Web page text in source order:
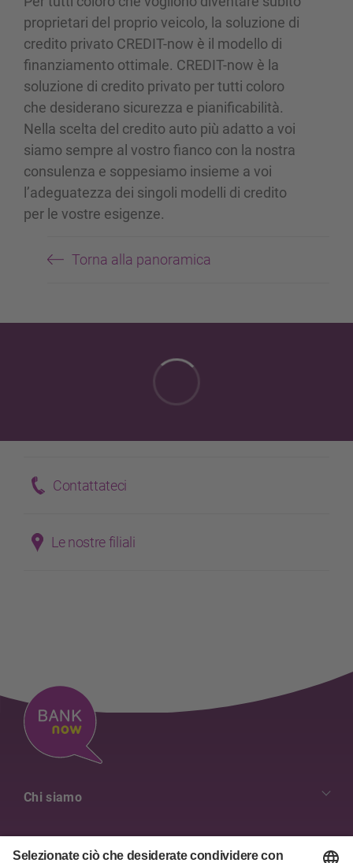
proprietari del proprio veicolo, la soluzione di
credito privato CREDIT-now è il modello di
finanziamento ottimale. CREDIT-now è la
soluzione di credito privato per tutti coloro
che desiderano sicurezza e pianificabilità.
Nella scelta del credito auto più adatto a voi
siamo sempre al vostro fianco con la nostra
consulenza e soppesiamo insieme a voi
l’adeguatezza dei singoli modelli di credito
per le vostre esigenze.
Torna alla panoramica
Contattateci
Le nostre filiali
Chi siamo
I Nostri Valori
Panoramica dei contatti